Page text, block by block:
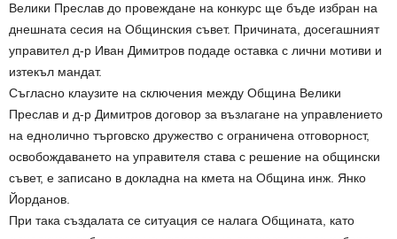
Велики Преслав до провеждане на конкурс ще бъде избран на
днешната сесия на Общинския съвет. Причината, досегашният
управител д-р Иван Димитров подаде оставка с лични мотиви и
изтекъл мандат.
Съгласно клаузите на сключения между Община Велики
Преслав и д-р Димитров договор за възлагане на управлението
на еднолично търговско дружество с ограничена отговорност,
освобождаването на управителя става с решение на общински
съвет, е записано в докладна на кмета на Община инж. Янко
Йорданов.
При така създалата се ситуация се налага Общината, като